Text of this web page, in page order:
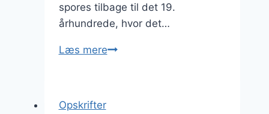
spores tilbage til det 19.
århundrede, hvor det…
Læs mereFedtebrød
Opskrifter